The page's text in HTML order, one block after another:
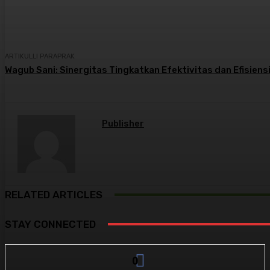
ARTIKULLI PARAPRAK
Wagub Sani: Sinergitas Tingkatkan Efektivitas dan
Publisher
RELATED ARTICLES
STAY CONNECTED
0